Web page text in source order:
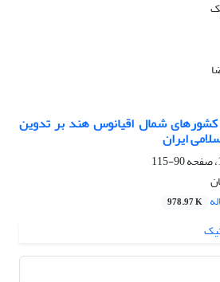
کشورهای شمال ‌اقیانوس ‌هند بر تدوین
‌ایران
90-115
978.97 K